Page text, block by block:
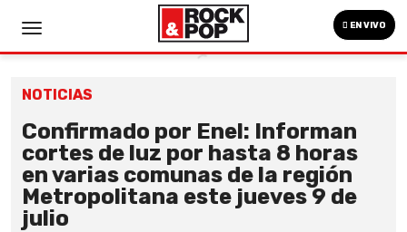
EN VIVO
NOTICIAS
Confirmado por Enel: Informan
cortes de luz por hasta 8 horas
en varias comunas de la región
Metropolitana este jueves 9 de
julio